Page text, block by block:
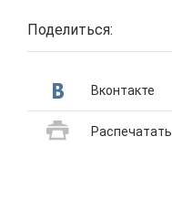
Поделиться:
Вконтакте
Распечатать